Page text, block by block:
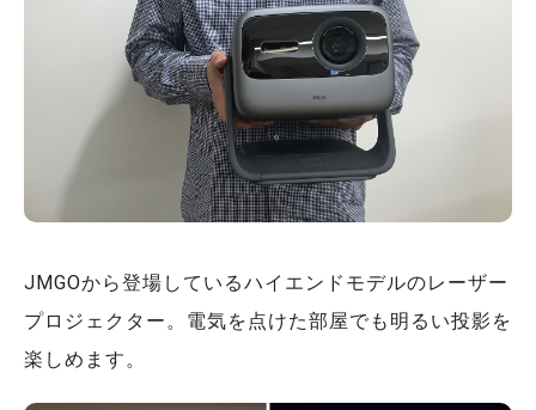
JMGOから登場しているハイエンドモデルのレーザー
プロジェクター。電気を点けた部屋でも明るい投影を
楽しめます。